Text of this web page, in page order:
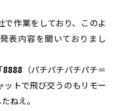
で作業をしており、このよ
表内容を聞いておりまし
8888 （パチパチパチパチ＝
ットで飛び交うのもリモー
ねえ。